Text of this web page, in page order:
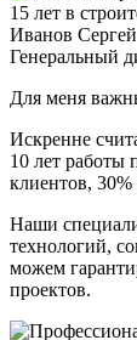
15 лет в
Иванов Сергей
Генеральный
Для меня
Искренне
10 лет работы
клиентов,
Наши
технологий,
можем
проектов.